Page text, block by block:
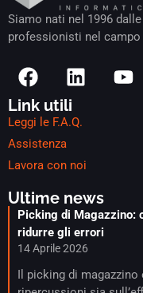
Siamo nati nel 1996
professionisti nel campo
Link utili
Leggi le F.A.Q.
Assistenza
Lavora con noi
Ultime news
Picking di Magazzino:
ridurre gli errori
14 Aprile 2026
Il picking di